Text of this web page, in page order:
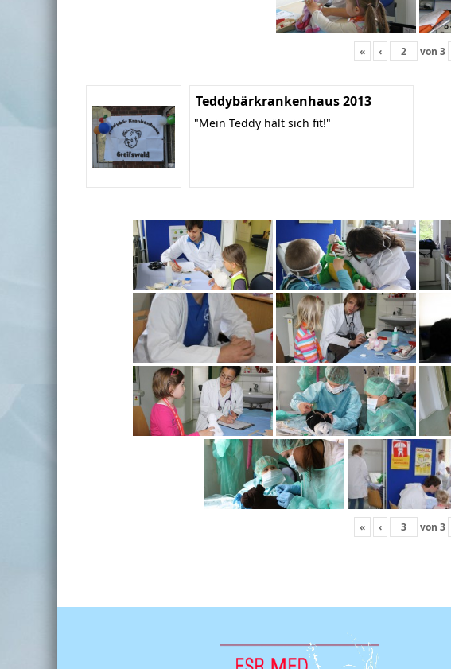
« ‹ von 3
Teddybärkrankenhaus 2013
"Mein Teddy hält sich fit!"
« ‹ von 3